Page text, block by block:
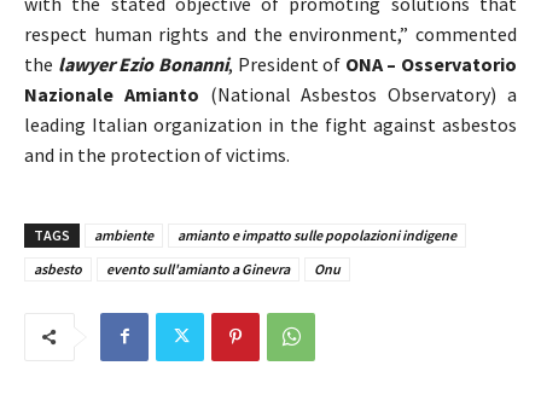
respect human rights and the environment,” commented
the lawyer Ezio Bonanni, President of ONA – Osservatorio
Nazionale Amianto (National Asbestos Observatory) a
leading Italian organization in the fight against asbestos
and in the protection of victims.
TAGS ambiente
amianto e impatto sulle popolazioni indigene
asbesto
evento sull'amianto a Ginevra Onu